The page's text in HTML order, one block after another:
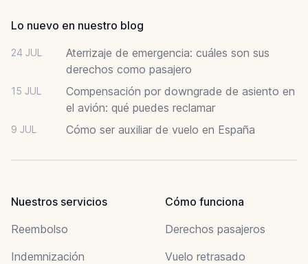
Lo nuevo en nuestro blog
24 JUL
Aterrizaje de emergencia: cuáles son sus
derechos como pasajero
15 JUL
Compensación por downgrade de asiento en
el avión: qué puedes reclamar
9 JUL Cómo ser auxiliar de vuelo en España
Nuestros servicios
Reembolso
Indemnización
Cómo funciona
Derechos pasajeros
Vuelo retrasado